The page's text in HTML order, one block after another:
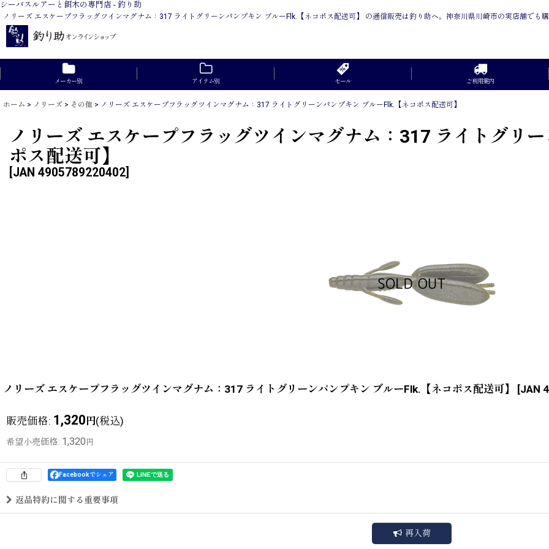
シーバスルアーと餌木の専門店 - 釣り助
ノリーズ エスケープフラッグツインマグナム：317 ライトグリーンパンプキン ブルーFlk.【ネコポス配送可】 の通信販売は釣り助へ。神奈川県川崎市の実店舗でも購
メーカー別 アイテム別 セール ご利用案内
ホーム > ノリーズ > その他 > ノリーズ エスケープフラッグツインマグナム：317 ライトグリーンパンプキン ブルーFlk.【ネコポス配送可】
ノリーズ エスケープフラッグツインマグナム：317 ライトグリ
ポス配送可】
JAN 4905789220402
ノリーズ エスケープフラッグツインマグナム：317 ライトグリーンパンプキン ブルーFlk.【ネコポス配送可】 [JAN
販売価格: 1,320円(税込)
希望小売価格: 1,320 円
Facebookでシェア
返品特約に関する重要事項
再入荷